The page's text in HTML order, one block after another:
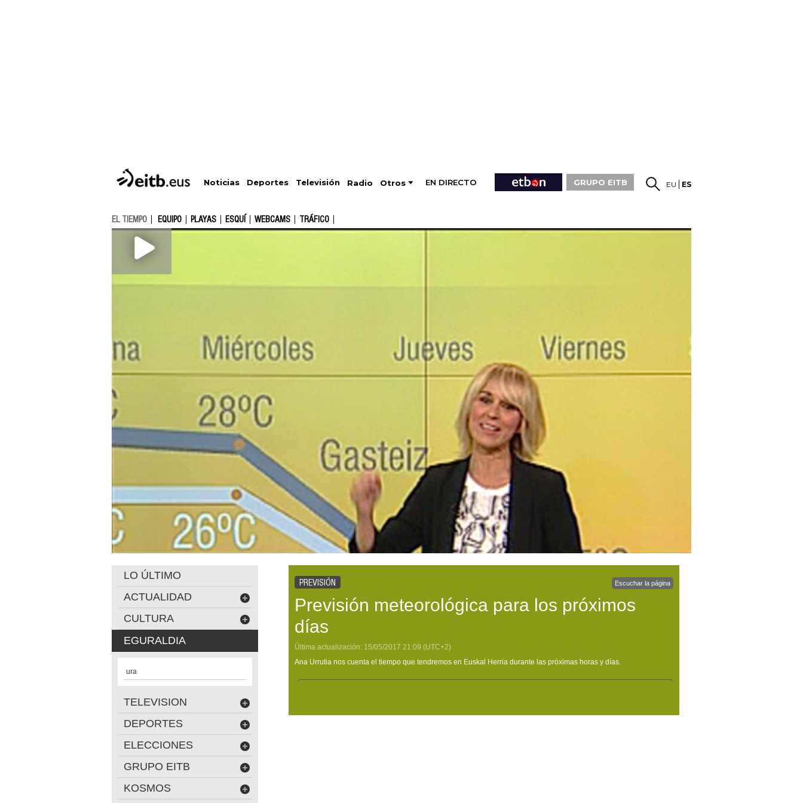
Noticias Deportes Televisión Radio Otros EN DIRECTO GRUPO EITB EU ES
EL TIEMPO EQUIPO PLAYAS ESQUÍ WEBCAMS TRÁFICO
PREVISIÓN Escuchar la página
Previsión meteorológica para los próximos
días
Última actualización: 15/05/2017 21:09 (UTC+2)
Ana Urrutia nos cuenta el tiempo que tendremos en Euskal Herria durante las próximas horas y días.
LO ÚLTIMO
ACTUALIDAD
CULTURA
EGURALDIA
ura
TELEVISION
DEPORTES
ELECCIONES
GRUPO EITB
KOSMOS